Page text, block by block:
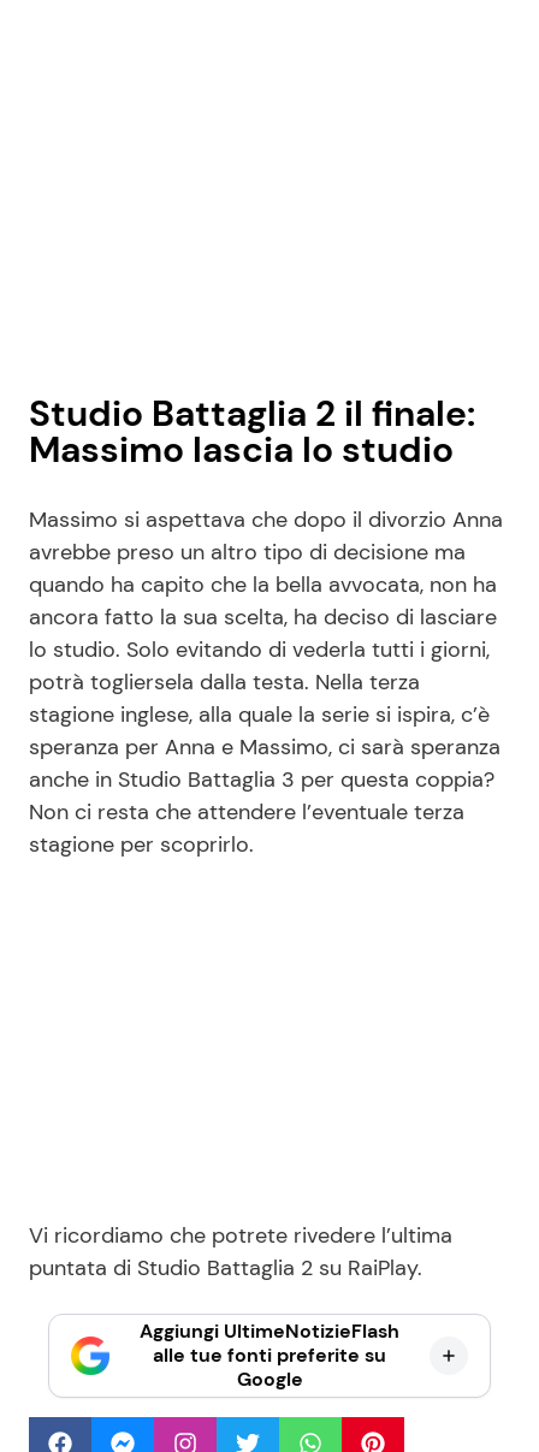
Studio Battaglia 2 il finale:
Massimo lascia lo studio
Massimo si aspettava che dopo il divorzio Anna
avrebbe preso un altro tipo di decisione ma
quando ha capito che la bella avvocata, non ha
ancora fatto la sua scelta, ha deciso di lasciare
lo studio. Solo evitando di vederla tutti i giorni,
potrà togliersela dalla testa. Nella terza
stagione inglese, alla quale la serie si ispira, c’è
speranza per Anna e Massimo, ci sarà speranza
anche in Studio Battaglia 3 per questa coppia?
Non ci resta che attendere l’eventuale terza
stagione per scoprirlo.
Vi ricordiamo che potrete rivedere l’ultima
puntata di Studio Battaglia 2 su RaiPlay.
Aggiungi UltimeNotizieFlash
alle tue fonti preferite su
Google